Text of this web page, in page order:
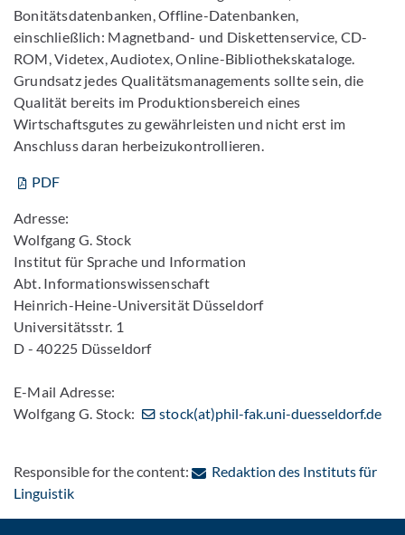
Bonitätsdatenbanken, Offline-Datenbanken,
einschließlich: Magnetband- und Diskettenservice, CD-
ROM, Videtex, Audiotex, Online-Bibliothekskataloge.
Grundsatz jedes Qualitätsmanagements sollte sein, die
Qualität bereits im Produktionsbereich eines
Wirtschaftsgutes zu gewährleisten und nicht erst im
Anschluss daran herbeizukontrollieren.
PDF
Adresse:
Wolfgang G. Stock
Institut für Sprache und Information
Abt. Informationswissenschaft
Heinrich-Heine-Universität Düsseldorf
Universitätsstr. 1
D - 40225 Düsseldorf
E-Mail Adresse:
Wolfgang G. Stock:
stock(at)phil-fak.uni-duesseldorf.de
Responsible for the content:
Redaktion des Instituts für
Linguistik: Contact by e-mail